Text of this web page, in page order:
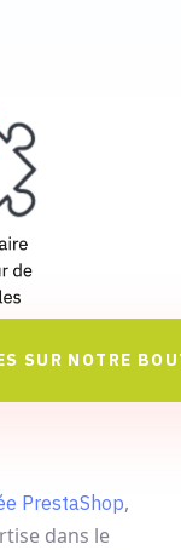
SUR NOTRE
PrestaShop,
dans le